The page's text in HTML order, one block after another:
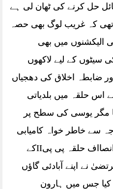
حل کرنے کی ٹھان لی ہے
تھی کہ غریب لوگ بھی حصہ
الیکشنوں میں بھی
سیٹوں کے لیے لاکھوں
ضابطہ اخلاق کی دھجیاں
اس حلقہ میں بلدیاتی
مگر یوسی کی سطح پر
سے خاطر خواہ کامیابی
حاصل نہ کر سکے۔تحریک انصااف حلقہ پی پیIIکے
نے اپنے آبادئی گاؤں
جس میں ہارون